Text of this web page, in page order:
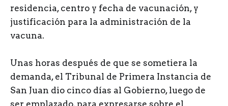
residencia, centro y fecha de vacunación, y
justificación para la administración de la
vacuna.
Unas horas después de que se sometiera la
demanda, el Tribunal de Primera Instancia de
San Juan dio cinco días al Gobierno, luego de